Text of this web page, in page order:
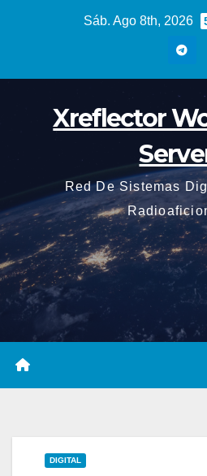
Sáb. Ago 8th, 2026
Xreflector
Red De Sistemas
DIGITAL